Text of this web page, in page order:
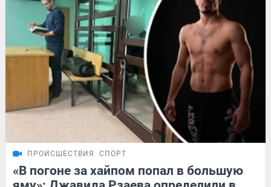
ПРОИСШЕСТВИЯ СПОРТ
«В погоне за хайпом попал в большую